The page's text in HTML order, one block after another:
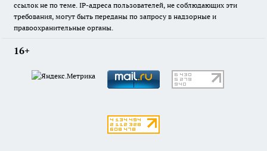
ссылок не по теме. IP-адреса пользователей, не соблюдающих эти
требования, могут быть переданы по запросу в надзорные и
правоохранительные органы.
16+